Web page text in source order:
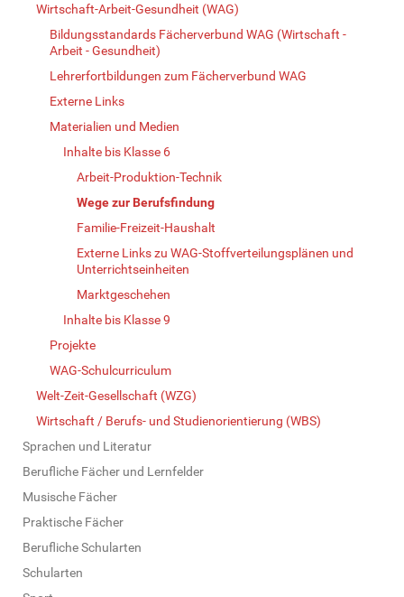
Wirtschaft-Arbeit-Gesundheit (WAG)
Bildungsstandards Fächerverbund WAG (Wirtschaft -
Arbeit - Gesundheit)
Lehrerfortbildungen zum Fächerverbund WAG
Externe Links
Materialien und Medien
Inhalte bis Klasse 6
Arbeit-Produktion-Technik
Wege zur Berufsfindung
Familie-Freizeit-Haushalt
Externe Links zu WAG-Stoffverteilungsplänen und
Unterrichtseinheiten
Marktgeschehen
Inhalte bis Klasse 9
Projekte
WAG-Schulcurriculum
Welt-Zeit-Gesellschaft (WZG)
Wirtschaft / Berufs- und Studienorientierung (WBS)
Sprachen und Literatur
Berufliche Fächer und Lernfelder
Musische Fächer
Praktische Fächer
Berufliche Schularten
Schularten